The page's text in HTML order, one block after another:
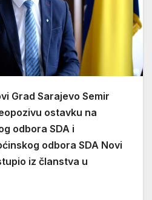
Grad Sarajevo Semir
ostavku na
odbora SDA i
odbora SDA Novi
iz članstva u